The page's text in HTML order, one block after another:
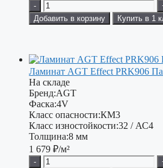
-
Добавить в корзину
Купить в 1
Ламинат AGT Effect PRK906
На складе
Бренд:AGT
Фаска:4V
Класс опасности:КМ3
Класс изностойкости:32 / АС4
Толщина:8 мм
1 679 ₽/м²
-